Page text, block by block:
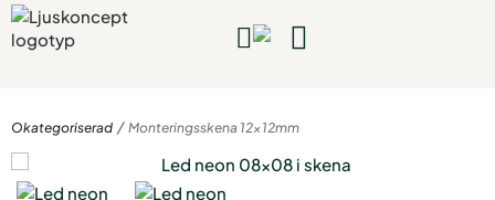
Okategoriserad / Monteringsskena 12x12mm